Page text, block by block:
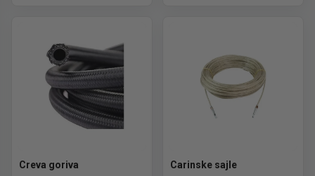
Creva goriva Carinske sajle